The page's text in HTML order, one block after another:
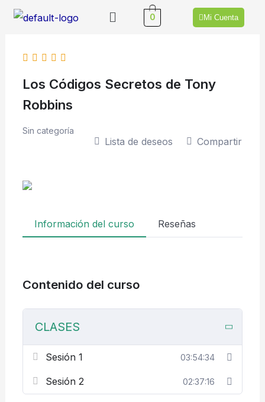
Menú 0 Mi Cuenta
Los Códigos Secretos de Tony
Robbins
Sin categoría
Lista de deseos Compartir
Información del curso Reseñas
Contenido del curso
CLASES
Sesión 1 03:54:34
Sesión 2 02:37:16